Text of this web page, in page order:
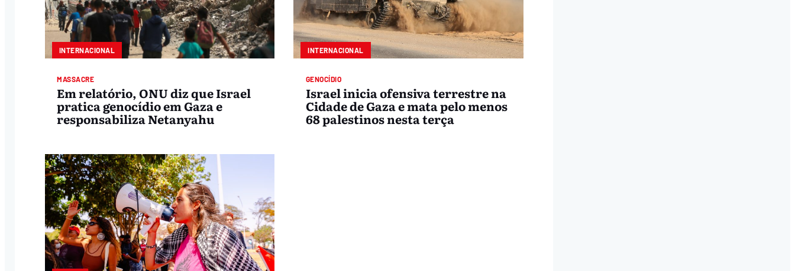
INTERNACIONAL
MASSACRE
Em relatório, ONU diz que Israel
pratica genocídio em Gaza e
responsabiliza Netanyahu
INTERNACIONAL
GENOCÍDIO
Israel inicia ofensiva terrestre na
Cidade de Gaza e mata pelo menos
68 palestinos nesta terça